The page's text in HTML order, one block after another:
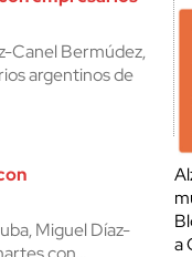
Canel Bermúdez,
argentinos de
Miguel Díaz-
a